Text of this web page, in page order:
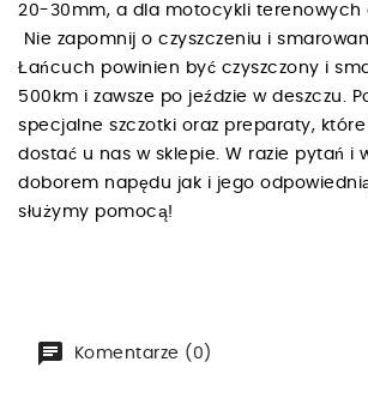
20-30mm, a dla motocykli terenowych
Nie zapomnij o czyszczeniu i
Łańcuch powinien być czyszczony i
500km i zawsze po jeździe w deszczu.
specjalne szczotki oraz preparaty,
dostać u nas w sklepie. W razie pytań i
doborem napędu jak i jego
służymy pomocą!
Komentarze (0)